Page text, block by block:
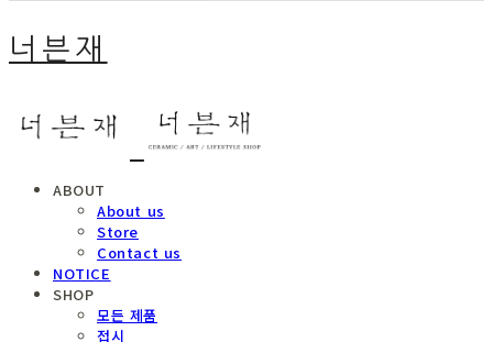
너븐재
ABOUT
About us
Store
Contact us
NOTICE
SHOP
모든 제품
접시